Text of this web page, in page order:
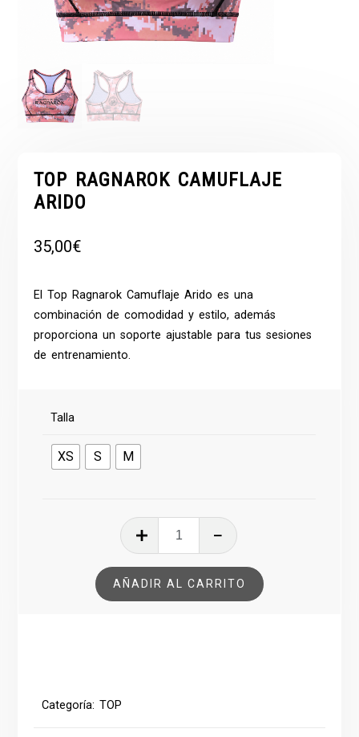
TOP RAGNAROK CAMUFLAJE
ARIDO
35,00€
ElTop Ragnarok Camuflaje Arido es una
combinación de comodidad y estilo, además
proporciona un soporte ajustable para tus sesiones
de entrenamiento.
Talla
XS S M
RAGNAROK
CAMUFLAJE
ARIDO
AÑADIR AL CARRITO
Categoría:TOP